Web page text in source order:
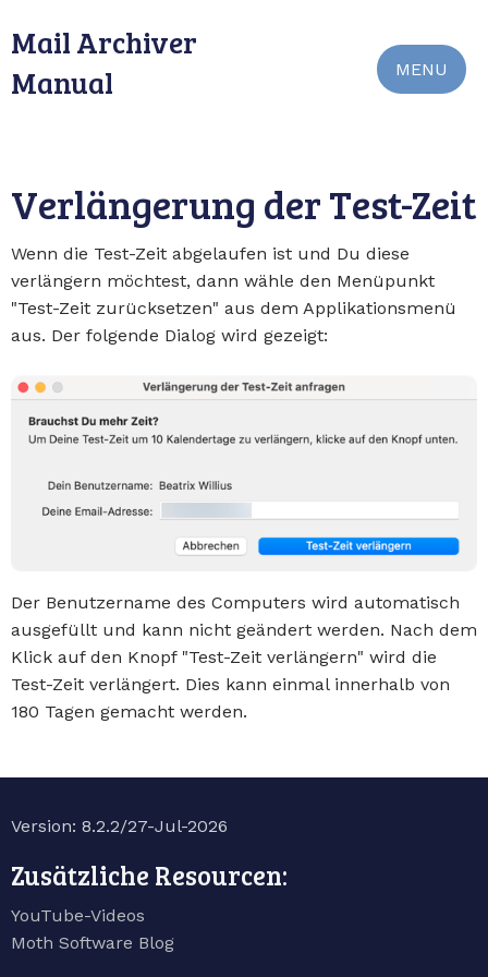
Mail Archiver
Manual
MENU
Verlängerung der Test-Zeit
Wenn die Test-Zeit abgelaufen ist und Du diese
verlängern möchtest, dann wähle den Menüpunkt
"Test-Zeit zurücksetzen" aus dem Applikationsmenü
aus. Der folgende Dialog wird gezeigt:
Der Benutzername des Computers wird automatisch
ausgefüllt und kann nicht geändert werden. Nach dem
Klick auf den Knopf "Test-Zeit verlängern" wird die
Test-Zeit verlängert. Dies kann einmal innerhalb von
180 Tagen gemacht werden.
Version: 8.2.2/27-Jul-2026
Zusätzliche Resourcen:
YouTube-Videos
Moth Software Blog